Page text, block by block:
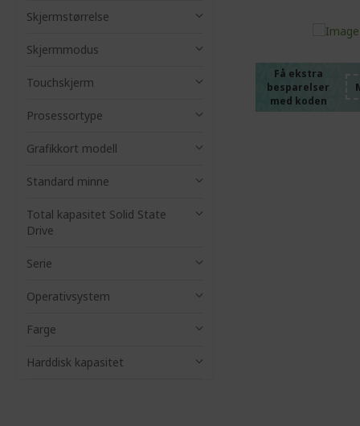
Få ekstra
besparelser
med koden
Skjermstørrelse
Skjermmodus
Touchskjerm
Prosessortype
Grafikkort modell
Standard minne
Total kapasitet Solid State
Drive
Serie
Operativsystem
Farge
Harddisk kapasitet